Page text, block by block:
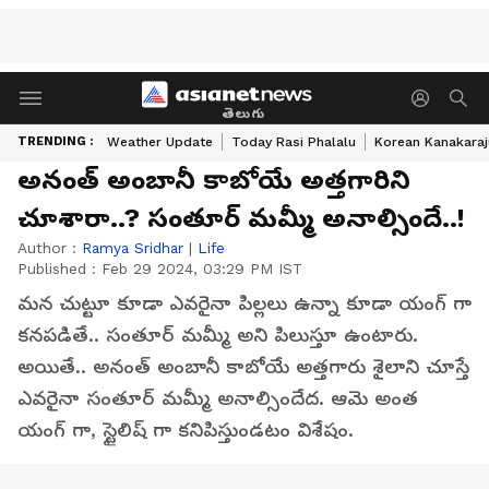
తెలుగు
TRENDING : Weather Update Today Rasi Phalalu Korean
అనంత్ అంబానీ కాబోయే అత్తగారిని
చూశారా..? సంతూర్ మమ్మీ అనాల్సిందే..!
Author : Ramya Sridhar | Life
Published : Feb 29 2024, 03:29 PM IST
మన చుట్టూ కూడా ఎవరైనా పిల్లలు ఉన్నా కూడా యంగ్ గా
కనపడితే.. సంతూర్ మమ్మీ అని పిలుస్తూ ఉంటారు.
అయితే.. అనంత్ అంబానీ కాబోయే అత్తగారు శైలాని చూస్తే
ఎవరైనా సంతూర్ మమ్మీ అనాల్సిందేద. ఆమె అంత
యంగ్ గా, స్టైలిష్ గా కనిపిస్తుండటం విశేషం.